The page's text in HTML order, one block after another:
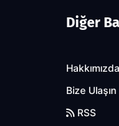
Diğer
Hakkımızda
Bize Ulaşın
RSS